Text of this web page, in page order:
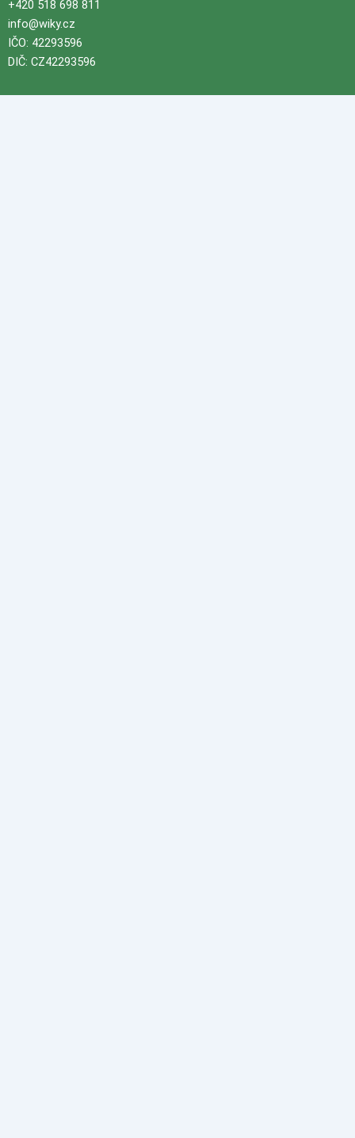
+420 518 698 811
info@wiky.cz
IČO: 42293596
DIČ: CZ42293596